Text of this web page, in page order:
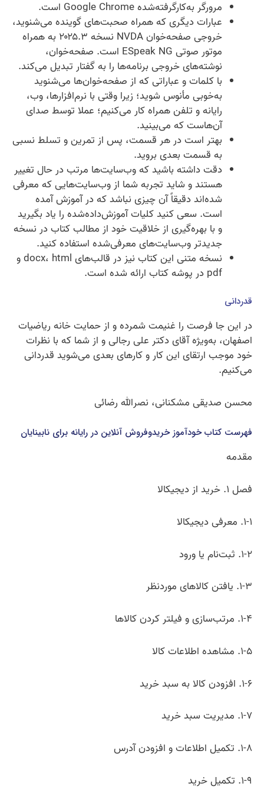
مرورگر به‌کارگرفته‌شده Google Chrome است.
عبارات دیگری که همراه صحبت‌های گوینده می‌شنوید،
خروجی صفحه‌خوان NVDA نسخه ۲۰۲۵.۳ به همراه
موتور صوتی ESpeak NG است. صفحه‌خوان،
نوشته‌های خروجی برنامه‌ها را به گفتار تبدیل می‌کند.
با کلمات و عباراتی که از صفحه‌خوان‌ها می‌شنوید
به‌خوبی مأنوس شوید؛ زیرا وقتی با نرم‌افزارها، وب،
رایانه و تلفن همراه کار می‌کنیم؛ عملا توسط صدای
آن‌هاست که می‌بینید.
بهتر است در هر قسمت، پس از تمرین و تسلط نسبی
به قسمت بعدی بروید.
دقت داشته باشید که وب‌سایت‌ها مرتب در حال تغییر
هستند و شاید تجربه شما از وب‌سایت‌هایی که معرفی
شده‌اند دقیقاً آن چیزی نباشد که در آموزش آمده
است. سعی کنید کلیات آموزش‌داده‌شده را یاد بگیرید
و با بهره‌گیری از خلاقیت خود از مطالب کتاب در نسخه
جدیدتر وب‌سایت‌های معرفی‌شده استفاده کنید.
نسخه متنی این کتاب نیز در قالب‌های docx، html و
pdf در پوشه کتاب ارائه شده است.
قدردانی
در این جا فرصت را غنیمت شمرده و از حمایت خانه ریاضیات
اصفهان، به‌ویژه آقای دکتر علی رجالی و از شما که با نظرات
خود موجب ارتقای این کار و کارهای بعدی می‌شوید قدردانی
می‌کنیم.
محسن صدیقی مشکنانی، نصرالله رضائی
فهرست کتاب خودآموز خریدو‌فروش آنلاین در رایانه برای نابینایان
مقدمه
فصل ۱. خرید از دیجیکالا
۱-۱. معرفی دیجیکالا
۱-۲. ثبت‌نام یا ورود
۱-۳. یافتن کالاهای موردنظر
۱-۴. مرتب‌سازی و فیلتر کردن کالاها
۱-۵. مشاهده اطلاعات کالا
۱-۶. افزودن کالا به سبد خرید
۱-۷. مدیریت سبد خرید
۱-۸. تکمیل اطلاعات و افزودن آدرس
۱-۹. تکمیل خرید